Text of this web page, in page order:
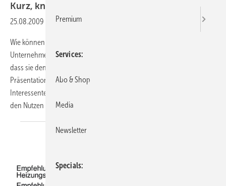
Kurz, knackig und
25.08.2009
Wie können Chefs oder Meister in SHK-Handwerksbetrieben ihr
Unternehmen einem potenziellen Kunden so überzeugend vorstellen,
dass sie den Auftrag gewinnen? Wichtig ist, dass derartige
Präsentationen möglichst kurz und knackig sind, damit die
Interessenten nicht über­fordert werden, sondern die Vorteile und
den Nutzen für sich klar erkennen. Wir zeigen, wie das
Premium
Services
Abo & Shop
Media
Newsletter
Specials